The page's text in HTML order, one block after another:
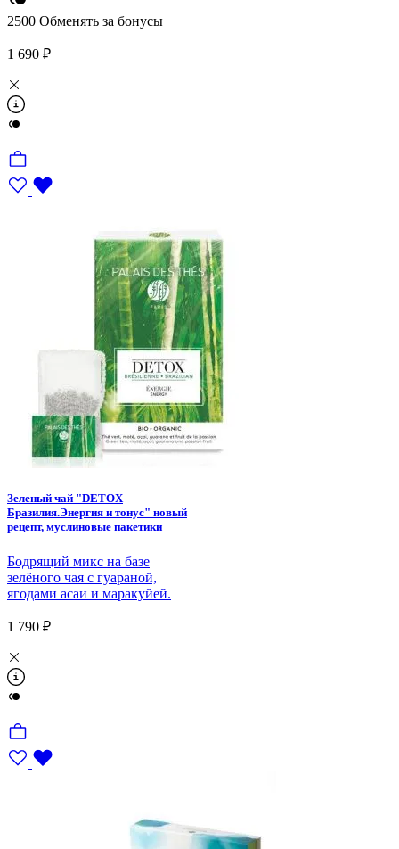
2500 Обменять за бонусы
1 690 ₽
Зеленый чай "DETOX
Бразилия.Энергия и тонус" новый
рецепт, муслиновые пакетики
Бодрящий микс на базе
зелёного чая с гуараной,
ягодами асаи и маракуйей.
1 790 ₽